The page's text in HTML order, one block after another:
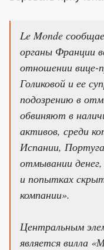
Le Monde
органы Франции
отношении вице-
Голиковой и ее
подозрению в
обвиняют в
активов, среди
Испании,
отмывании
и попытках
компании».
Центральным
является вилла